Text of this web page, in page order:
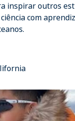
inspirar outros
com